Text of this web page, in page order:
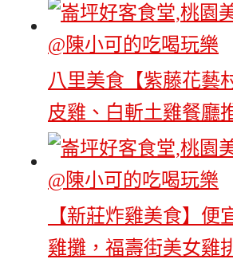
八里美食【紫藤花藝
皮雞、白斬土雞餐廳
【新莊炸雞美食】便
雞攤，福壽街美女雞